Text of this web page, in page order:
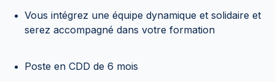
Vous intégrez une équipe dynamique et solidaire et
serez accompagné dans votre formation
Poste en CDD de 6 mois